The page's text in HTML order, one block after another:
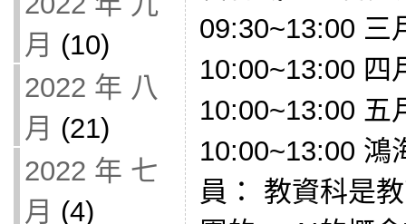
月 (10)
2022 年 八
月 (21)
2022 年 七
月 (4)
09:30~13:00 三
10:00~13:00 四
10:00~13:00 五
10:00~13:00 鴻
員： 教資科是